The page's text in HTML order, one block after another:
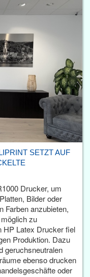
SETZT AUF
Drucker, um
Bilder oder
Farben anzubieten,
zu
HP Latex Drucker fiel
Produktion. Dazu
geruchsneutralen
ebenso drucken
oder